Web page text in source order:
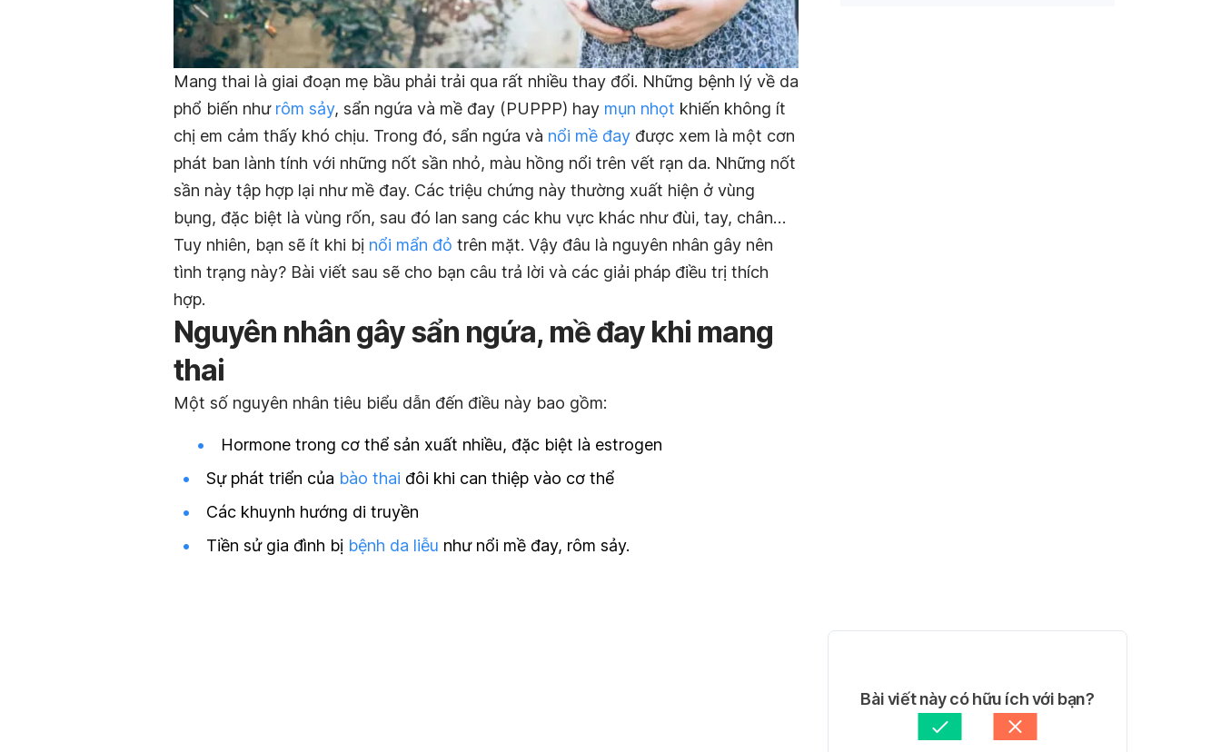
Mang thai là giai đoạn mẹ bầu phải trải qua rất nhiều thay đổi. Những bệnh lý về da
phổ biến như rôm sảy, sẩn ngứa và mề đay (PUPPP) hay mụn nhọt khiến không ít
chị em cảm thấy khó chịu. Trong đó, sẩn ngứa và nổi mề đay được xem là một cơn
phát ban lành tính với những nốt sần nhỏ, màu hồng nổi trên vết rạn da. Những nốt
sần này tập hợp lại như mề đay. Các triệu chứng này thường xuất hiện ở vùng
bụng, đặc biệt là vùng rốn, sau đó lan sang các khu vực khác như đùi, tay, chân…
Tuy nhiên, bạn sẽ ít khi bị nổi mẩn đỏ trên mặt. Vậy đâu là nguyên nhân gây nên
tình trạng này? Bài viết sau sẽ cho bạn câu trả lời và các giải pháp điều trị thích
hợp.
Nguyên nhân gây sẩn ngứa, mề đay khi mang
thai
Một số nguyên nhân tiêu biểu dẫn đến điều này bao gồm:
Hormone trong cơ thể sản xuất nhiều, đặc biệt là estrogen
Sự phát triển của bào thai đôi khi can thiệp vào cơ thể
Các khuynh hướng di truyền
Tiền sử gia đình bị bệnh da liễu như nổi mề đay, rôm sảy.
Bài viết này có hữu ích với bạn?